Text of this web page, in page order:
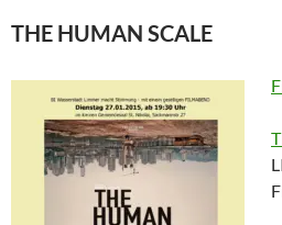
THE HUMAN SCALE